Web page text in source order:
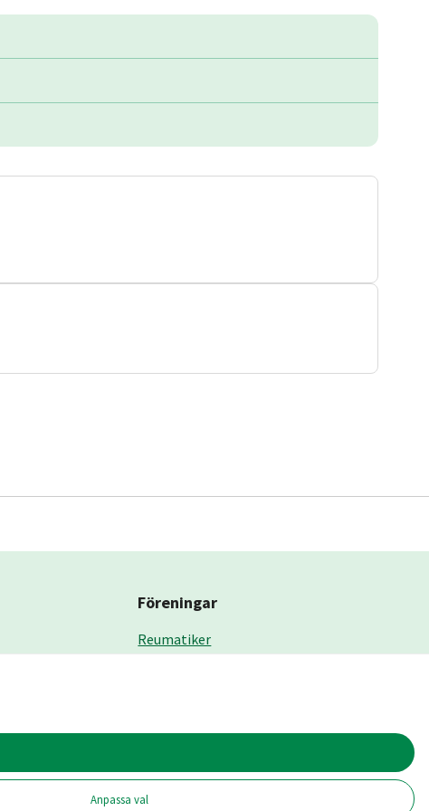
Föreningar
Reumatiker
Växjö
Anpassa val